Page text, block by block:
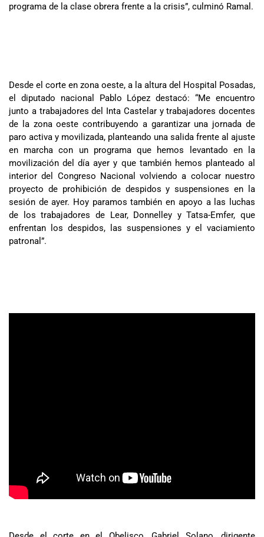
programa de la clase obrera frente a la crisis”, culminó Ramal.
Desde el corte en zona oeste, a la altura del Hospital Posadas,
el diputado nacional Pablo López destacó: “Me encuentro
junto a trabajadores del Inta Castelar y trabajadores docentes
de la zona oeste contribuyendo a garantizar una jornada de
paro activa y movilizada, planteando una salida frente al ajuste
en marcha con un programa que hemos levantado en la
movilización del día ayer y que también hemos planteado al
interior del Congreso Nacional volviendo a colocar nuestro
proyecto de prohibición de despidos y suspensiones en la
sesión de ayer. Hoy paramos también en apoyo a las luchas
de los trabajadores de Lear, Donnelley y Tatsa-Emfer, que
enfrentan los despidos, las suspensiones y el vaciamiento
patronal”.